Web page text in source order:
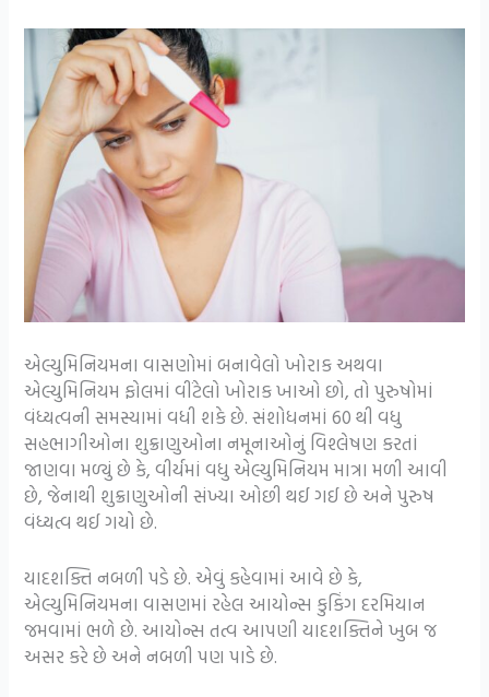
એલ્યુમિનિયમના વાસણોમાં બનાવેલો ખોરાક અથવા
એલ્યુમિનિયમ ફોલમાં વીંટેલો ખોરાક ખાઓ છો, તો પુરુષોમાં
વંધ્યત્વની સમસ્યામાં વધી શકે છે. સંશોધનમાં 60 થી વધુ
સહભાગીઓના શુક્રાણુઓના નમૂનાઓનું વિશ્લેષણ કરતાં
જાણવા મળ્યું છે કે, વીર્યમાં વધુ એલ્યુમિનિયમ માત્રા મળી આવી
છે, જેનાથી શુક્રાણુઓની સંખ્યા ઓછી થઈ ગઈ છે અને પુરુષ
વંધ્યત્વ થઈ ગયો છે.
યાદશક્તિ નબળી પડે છે. એવું કહેવામાં આવે છે કે,
એલ્યુમિનિયમના વાસણમાં રહેલ આયોન્સ કુકિંગ દરમિયાન
જમવામાં ભળે છે. આયોન્સ તત્વ આપણી યાદશક્તિને ખુબ જ
અસર કરે છે અને નબળી પણ પાડે છે.